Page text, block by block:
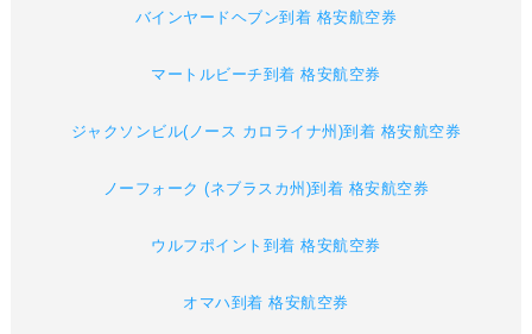
バインヤードヘブン到着 格安航空券
マートルビーチ到着 格安航空券
ジャクソンビル(ノース カロライナ州)到着 格安航空券
ノーフォーク (ネブラスカ州)到着 格安航空券
ウルフポイント到着 格安航空券
オマハ到着 格安航空券